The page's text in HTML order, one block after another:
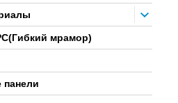
мрамор)
панели